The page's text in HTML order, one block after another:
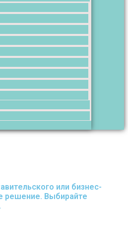
или бизнес-
решение. Выбирайте